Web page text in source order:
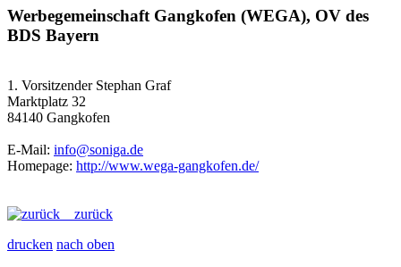
Werbegemeinschaft Gangkofen (WEGA), OV des
BDS Bayern
1. Vorsitzender Stephan Graf
Marktplatz 32
84140 Gangkofen
E-Mail: info@soniga.de
Homepage: http://www.wega-gangkofen.de/
zurück
drucken nach oben